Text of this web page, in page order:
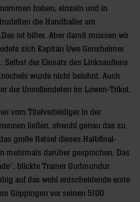
haben, einzeln und in
die Handballer am
ist bitter. Aber damit müssen wir
sich Kapitän Uwe Gensheimer
Selbst der Einsatz des Linksaußens
wurde nicht belohnt. Auch
der Unvollendeten im Löwen-Trikot.
vom Titelverteidiger in der
ließen, obwohl genau das zu
große Rätsel dieses Halbfinal-
mehrmals darüber gesprochen. Das
blickte Trainer Gudmundur
auf das wohl entscheidende erste
Göppingen vor seinen 5100